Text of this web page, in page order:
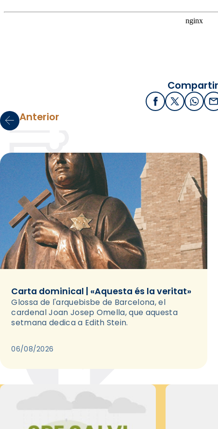
FacebookX / Twitter
Anterior
Carta dominical | «Aquesta és la veritat»
Glossa de l'arquebisbe de Barcelona, el
cardenal Joan Josep Omella, que aquesta
setmana dedica a Edith Stein.
06/08/2026